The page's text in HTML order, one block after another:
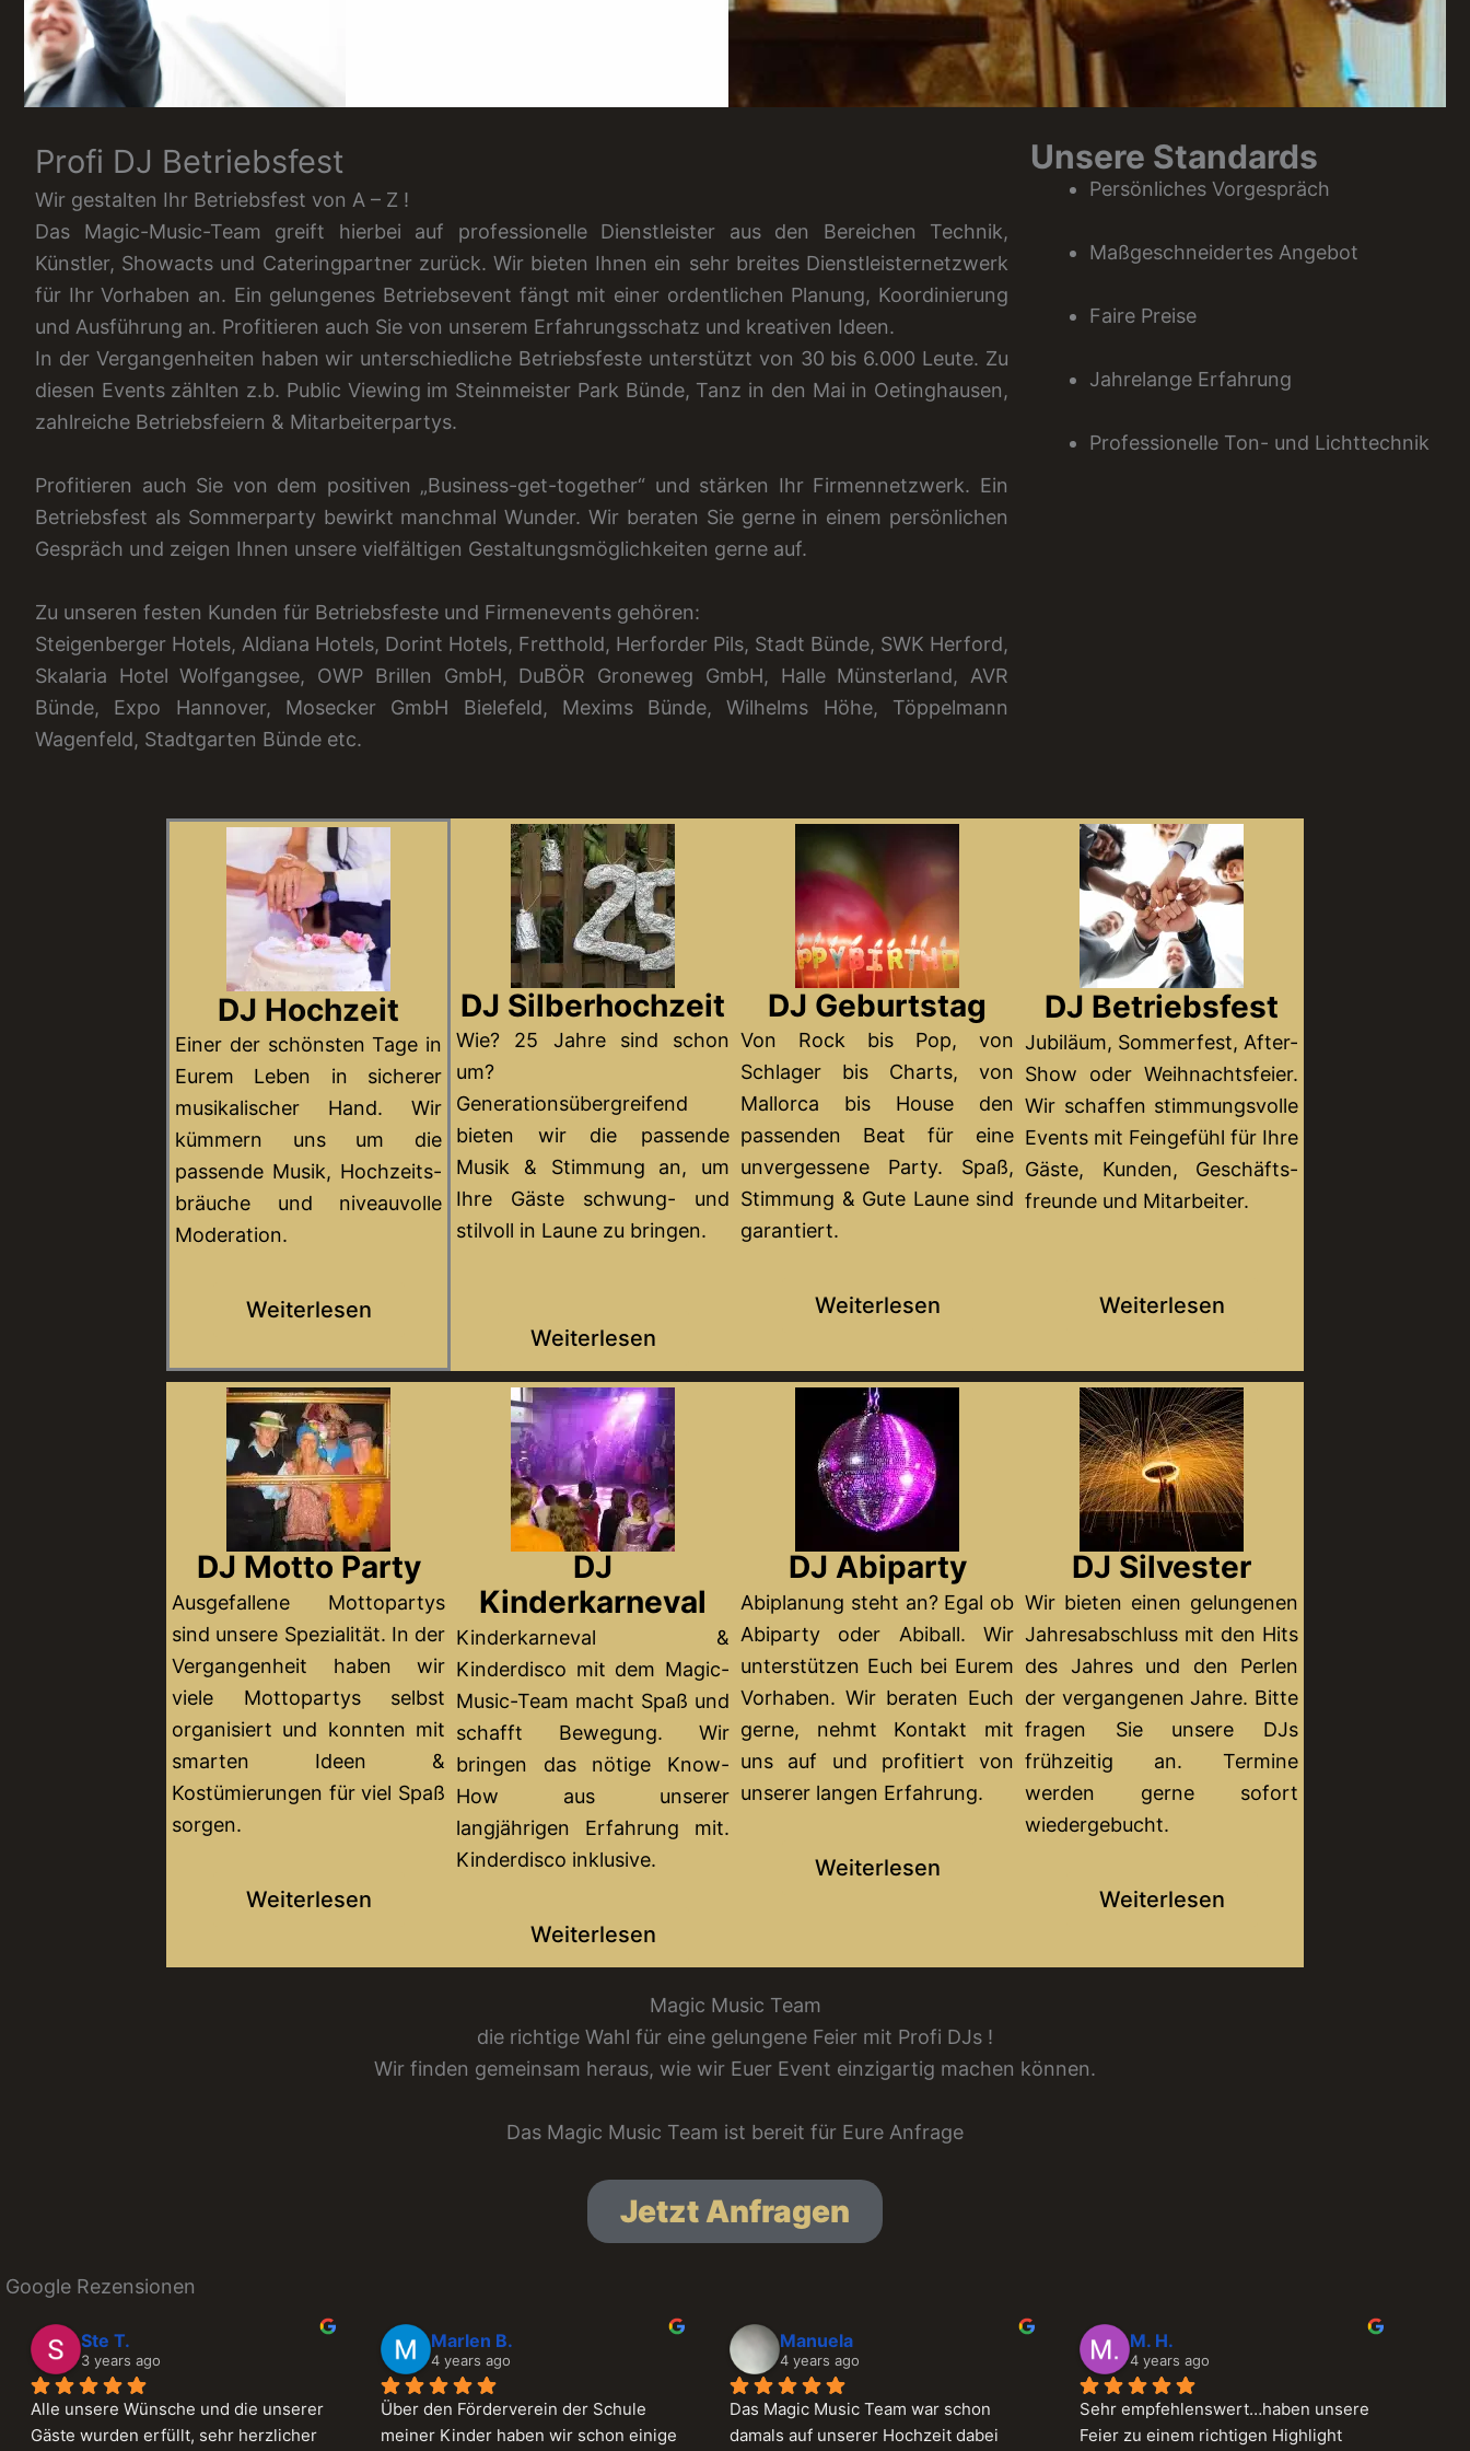
Profi DJ Betriebsfest
Wir gestalten Ihr Betriebsfest von A – Z !
Das Magic-Music-Team greift hierbei auf professionelle Dienstleister aus den Bereichen Technik,
Künstler, Showacts und Cateringpartner zurück. Wir bieten Ihnen ein sehr breites Dienstleisternetzwerk
für Ihr Vorhaben an. Ein gelungenes Betriebsevent fängt mit einer ordentlichen Planung, Koordinierung
und Ausführung an. Profitieren auch Sie von unserem Erfahrungsschatz und kreativen Ideen.
In der Vergangenheiten haben wir unterschiedliche Betriebsfeste unterstützt von 30 bis 6.000 Leute. Zu
diesen Events zählten z.b. Public Viewing im Steinmeister Park Bünde, Tanz in den Mai in Oetinghausen,
zahlreiche Betriebsfeiern & Mitarbeiterpartys.
Profitieren auch Sie von dem positiven „Business-get-together“ und stärken Ihr Firmennetzwerk. Ein
Betriebsfest als Sommerparty bewirkt manchmal Wunder. Wir beraten Sie gerne in einem persönlichen
Gespräch und zeigen Ihnen unsere vielfältigen Gestaltungsmöglichkeiten gerne auf.
Zu unseren festen Kunden für Betriebsfeste und Firmenevents gehören:
Steigenberger Hotels, Aldiana Hotels, Dorint Hotels, Fretthold, Herforder Pils, Stadt Bünde, SWK Herford,
Skalaria Hotel Wolfgangsee, OWP Brillen GmbH, DuBÖR Groneweg GmbH, Halle Münsterland, AVR
Bünde, Expo Hannover, Mosecker GmbH Bielefeld, Mexims Bünde, Wilhelms Höhe, Töppelmann
Wagenfeld, Stadtgarten Bünde etc.
Unsere Standards
Persönliches Vorgespräch
Maßgeschneidertes Angebot
Faire Preise
Jahrelange Erfahrung
Professionelle Ton- und Lichttechnik
DJ Hochzeit
Einer der schönsten Tage in
Eurem Leben in sicherer
musikalischer Hand. Wir
kümmern uns um die
passende Musik, Hochzeits-
bräuche und niveauvolle
Moderation.
Weiterlesen
DJ Silberhochzeit
Wie? 25 Jahre sind schon
um?
Generationsübergreifend
bieten wir die passende
Musik & Stimmung an, um
Ihre Gäste schwung- und
stilvoll in Laune zu bringen.
Weiterlesen
DJ Geburtstag
Von Rock bis Pop, von
Schlager bis Charts, von
Mallorca bis House den
passenden Beat für eine
unvergessene Party. Spaß,
Stimmung & Gute Laune sind
garantiert.
Weiterlesen
DJ Betriebsfest
Jubiläum, Sommerfest, After-
Show oder Weihnachtsfeier.
Wir schaffen stimmungsvolle
Events mit Feingefühl für Ihre
Gäste, Kunden, Geschäfts-
freunde und Mitarbeiter.
Weiterlesen
DJ Motto Party
Ausgefallene Mottopartys
sind unsere Spezialität. In der
Vergangenheit haben wir
viele Mottopartys selbst
organisiert und konnten mit
smarten Ideen &
Kostümierungen für viel Spaß
sorgen.
Weiterlesen
DJ
Kinderkarneval
Kinderkarneval &
Kinderdisco mit dem Magic-
Music-Team macht Spaß und
schafft Bewegung. Wir
bringen das nötige Know-
How aus unserer
langjährigen Erfahrung mit.
Kinderdisco inklusive.
Weiterlesen
DJ Abiparty
Abiplanung steht an? Egal ob
Abiparty oder Abiball. Wir
unterstützen Euch bei Eurem
Vorhaben. Wir beraten Euch
gerne, nehmt Kontakt mit
uns auf und profitiert von
unserer langen Erfahrung.
Weiterlesen
DJ Silvester
Wir bieten einen gelungenen
Jahresabschluss mit den Hits
des Jahres und den Perlen
der vergangenen Jahre. Bitte
fragen Sie unsere DJs
frühzeitig an. Termine
werden gerne sofort
wiedergebucht.
Weiterlesen
Magic Music Team
die richtige Wahl für eine gelungene Feier mit Profi DJs !
Wir finden gemeinsam heraus, wie wir Euer Event einzigartig machen können.
Das Magic Music Team ist bereit für Eure Anfrage
Jetzt Anfragen
Google Rezensionen
Marlen B.
4 years ago
Über den Förderverein der Schule
meiner Kinder haben wir schon einige
Manuela
4 years ago
Das Magic Music Team war schon
damals auf unserer Hochzeit dabei
M. H.
4 years ago
Sehr empfehlenswert…haben unsere
Feier zu einem richtigen Highlight
Volker B.
4 years ago
Mega geiler DJ . Stimmung für jede
Feier. Erfolg garantiert. Schon oft mit